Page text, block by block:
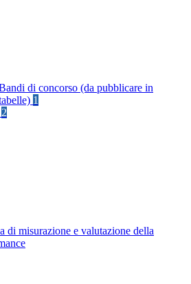
di concorso (da pubblicare in
1
2
di misurazione e valutazione della